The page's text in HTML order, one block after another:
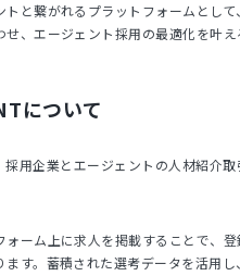
トと繋がれるプラットフォームとし
、エージェント採用の最適化を叶え
について
採用企業とエージェントの人材紹介
ォーム上に求人を掲載することで、
す。蓄積された選考データを活用